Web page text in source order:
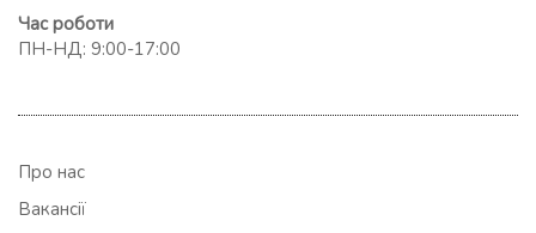
Час роботи
ПН-НД: 9:00-17:00
Про нас
Вакансії